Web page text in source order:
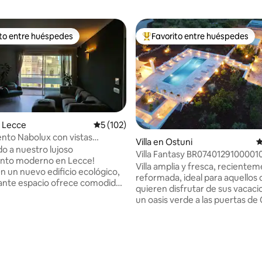
huéspedes preferido
entre huéspedes
Calificación promedio: 5 de 5, 102 reseñas
5 (102)
Nabolux con vistas
en Lecce
a nuestro lujoso
moderno en Lecce!
un nuevo edificio ecológico,
espacio ofrece comodidad
Favorito entre huéspedes
Favorito entre huéspedes
Villa en Ostuni
Villa Fantasy
Villa amplia y fresca,
reformada, ideal para aquellos
quieren disfrutar de sus
un oasis verde a las puertas de